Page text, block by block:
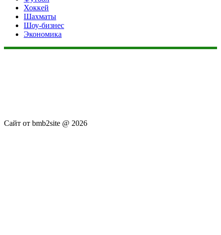
Хоккей
Шахматы
Шоу-бизнес
Экономика
Сайт от bmb2site @ 2026